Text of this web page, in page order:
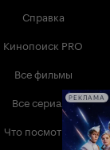
Справка
Кинопоиск PRO
Все фильмы
Все сериалы
Что посмотреть
РЕКЛАМА